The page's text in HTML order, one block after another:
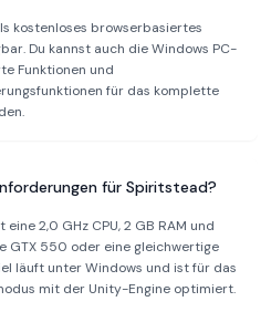
kostenloses browserbasiertes
Du kannst auch die Windows PC-
Funktionen und
für das komplette
für Spiritstead?
2,0 GHz CPU, 2 GB RAM und
GTX 550 oder eine gleichwertige
läuft unter Windows und ist für das
mit der Unity-Engine optimiert.